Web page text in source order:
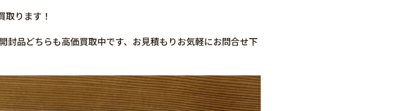
ります！
品どちらも高価買取中です、お見積もりお気軽にお問合せ下